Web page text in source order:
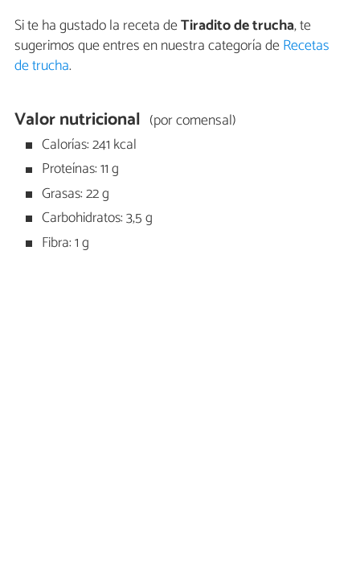
Si te ha gustado la receta deTiradito de trucha, te
sugerimos que entres en nuestra categoría deRecetas
de trucha.
Valor nutricional (por comensal)
Calorías: 241 kcal
Proteínas: 11 g
Grasas: 22 g
Carbohidratos: 3,5 g
Fibra: 1 g